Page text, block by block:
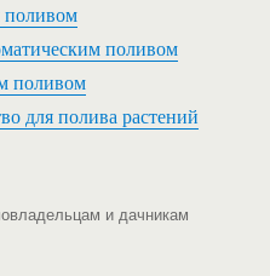
поливом
поливом
поливом
для полива растений
и дачникам